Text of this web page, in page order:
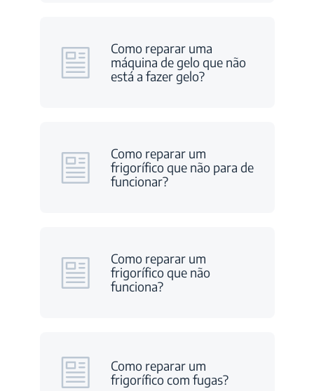
Como reparar uma
máquina de gelo que não
está a fazer gelo?
Como reparar um
frigorífico que não para de
funcionar?
Como reparar um
frigorífico que não
funciona?
Como reparar um
frigorífico com fugas?